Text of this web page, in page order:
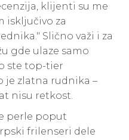
klijenti su me
isključivo za
Slično važi i za
gde ulaze samo
ste top-tier
je zlatna rudnika –
nisu retkost.
perle poput
frilenseri dele